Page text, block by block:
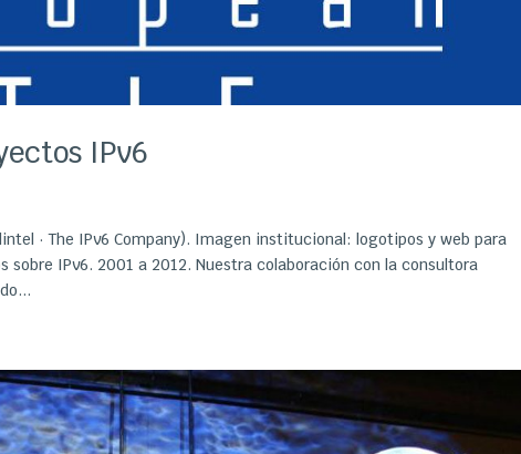
IPv6
· The IPv6 Company). Imagen institucional: logotipos y web para
IPv6. 2001 a 2012. Nuestra colaboración con la consultora